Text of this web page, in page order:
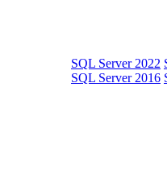
SQL Server 2022
SQL Server 2016